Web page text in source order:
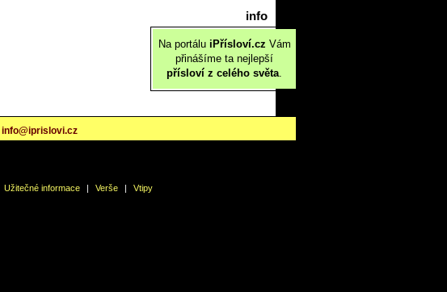
info
Na portálu iPřísloví.cz Vám
přinášíme ta nejlepší
přísloví z celého světa.
info@iprislovi.cz
Užitečné informace | Verše | Vtipy